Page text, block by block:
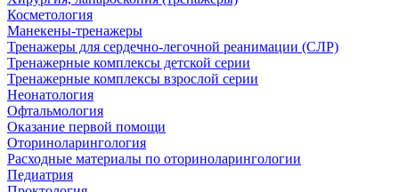
Косметология
Манекены-тренажеры
Тренажеры для сердечно-легочной реанимации (СЛР)
Тренажерные комплексы детской серии
Тренажерные комплексы взрослой серии
Неонатология
Офтальмология
Оказание первой помощи
Оториноларингология
Расходные материалы по оториноларингологии
Педиатрия